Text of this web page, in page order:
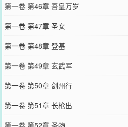
第一卷 第46章 吾皇万岁
第一卷 第47章 圣女
第一卷 第48章 登基
第一卷 第49章 玄武军
第一卷 第50章 剑州行
第一卷 第51章 长枪出
第一卷 第52章 圣物